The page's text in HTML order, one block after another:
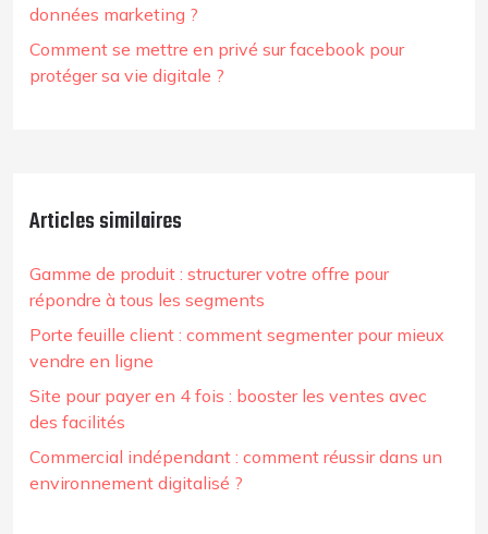
données marketing ?
Comment se mettre en privé sur facebook pour
protéger sa vie digitale ?
Articles similaires
Gamme de produit : structurer votre offre pour
répondre à tous les segments
Porte feuille client : comment segmenter pour mieux
vendre en ligne
Site pour payer en 4 fois : booster les ventes avec
des facilités
Commercial indépendant : comment réussir dans un
environnement digitalisé ?